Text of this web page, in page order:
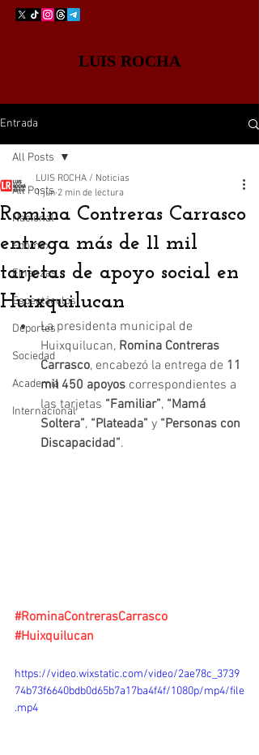
LUIS ROCHA
Entrada
All Posts
Nacional
Edomex
Finanzas
Espectáculos
Deportes
Sociedad
Academia
Internacional
All Posts
Romina Contreras Carrasco
entrega más de 11 mil
tarjetas de apoyo social en
Huixquilucan
LUIS ROCHA / Noticias
1 jun 2 min de lectura
La presidenta municipal de
Huixquilucan, Romina Contreras
Carrasco, encabezó la entrega de 11
mil 450 apoyos correspondientes a
las tarjetas “Familiar”, “Mamá
Soltera”, “Plateada” y “Personas con
Discapacidad”.
#RominaContrerasCarrasco
#Huixquilucan
https://video.wixstatic.com/video/2ae78c_3739
74b73f6640bdb0d65b7a17ba4f4f/1080p/mp4/file
.mp4